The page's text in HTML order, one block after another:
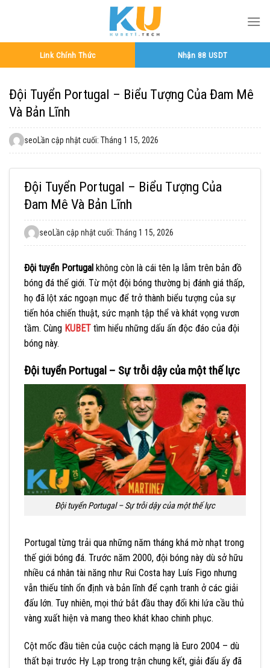
Link Chính Thức Nhận 88 USDT
Đội Tuyển Portugal – Biểu Tượng Của Đam Mê
Và Bản Lĩnh
seo Lần cập nhật cuối: Tháng 1 15, 2026
Đội Tuyển Portugal – Biểu Tượng Của
Đam Mê Và Bản Lĩnh
seoLần cập nhật cuối: Tháng 1 15, 2026
Đội tuyển Portugal không còn là cái tên lạ lẫm trên bản đồ
bóng đá thế giới. Từ một đội bóng thường bị đánh giá thấp,
họ đã lột xác ngoạn mục để trở thành biểu tượng của sự
tiến hóa chiến thuật, sức mạnh tập thể và khát vọng vươn
tầm. Cùng KUBET tìm hiểu những dấu ấn độc đáo của đội
bóng này.
Đội tuyển Portugal – Sự trỗi dậy của một thế lực
Đội tuyển Portugal – Sự trỗi dậy của một thế lực
Portugal từng trải qua những năm tháng khá mờ nhạt trong
thế giới bóng đá. Trước năm 2000, đội bóng này dù sở hữu
nhiều cá nhân tài năng như Rui Costa hay Luís Figo nhưng
vẫn thiếu tính ổn định và bản lĩnh để cạnh tranh ở các giải
đấu lớn. Tuy nhiên, mọi thứ bắt đầu thay đổi khi lứa cầu thủ
vàng xuất hiện và mang theo khát khao chinh phục.
Cột mốc đầu tiên của cuộc cách mạng là Euro 2004 – dù
thất bại trước Hy Lạp trong trận chung kết, giải đấu ấy đã